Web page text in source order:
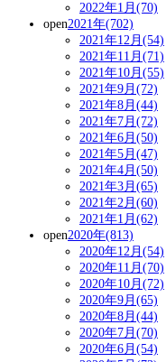
2022年1月(70)
open2021年(702)
2021年12月(54)
2021年11月(71)
2021年10月(55)
2021年9月(72)
2021年8月(44)
2021年7月(72)
2021年6月(50)
2021年5月(47)
2021年4月(50)
2021年3月(65)
2021年2月(60)
2021年1月(62)
open2020年(813)
2020年12月(54)
2020年11月(70)
2020年10月(72)
2020年9月(65)
2020年8月(44)
2020年7月(70)
2020年6月(54)